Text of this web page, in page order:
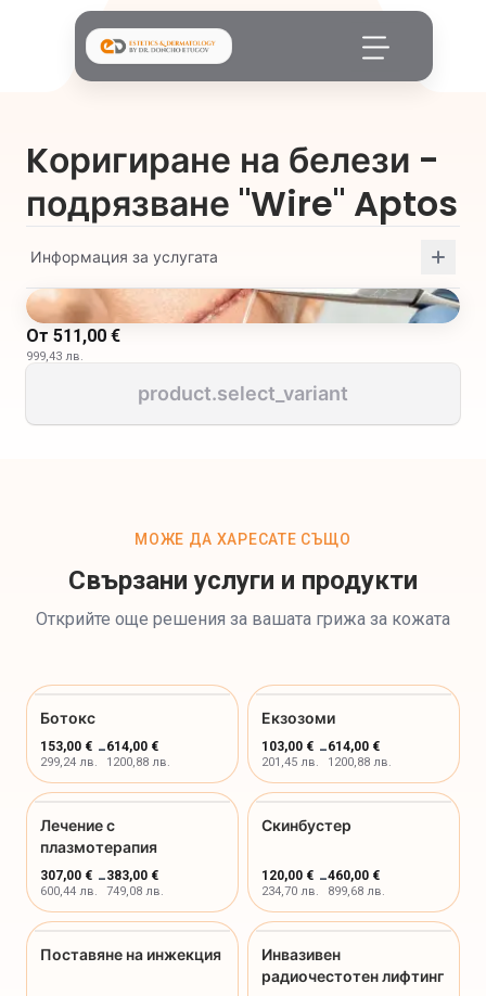
Kоригиране на белези -
подрязване "Wire" Aptos
Информация за услугата
От 511,00 €
999,43 лв.
product.select_variant
МОЖЕ ДА ХАРЕСАТЕ СЪЩО
Свързани услуги и продукти
Открийте още решения за вашата грижа за кожата
Ботокс
153,00 €
299,24 лв.
-614,00 €
1200,88 лв.
Екзозоми
103,00 €
201,45 лв.
-614,00 €
1200,88 лв.
Лечение с
плазмотерапия
307,00 €
600,44 лв.
-383,00 €
749,08 лв.
Скинбустер
120,00 €
234,70 лв.
-460,00 €
899,68 лв.
Поставяне на инжекция
Инвазивен
радиочестотен лифтинг